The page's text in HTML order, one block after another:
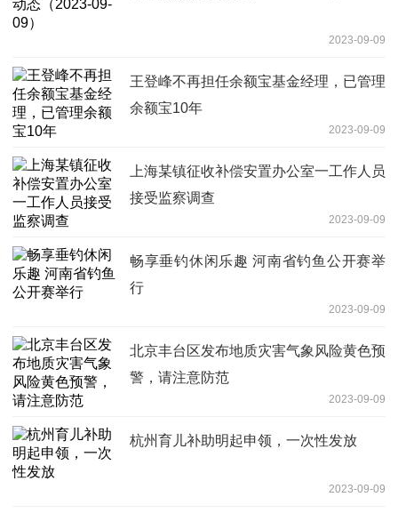
2023-09-09
王登峰不再担任余额宝基金经理，已管理
余额宝10年
2023-09-09
上海某镇征收补偿安置办公室一工作人员
接受监察调查
2023-09-09
畅享垂钓休闲乐趣 河南省钓鱼公开赛举
行
2023-09-09
北京丰台区发布地质灾害气象风险黄色预
警，请注意防范
2023-09-09
杭州育儿补助明起申领，一次性发放
2023-09-09